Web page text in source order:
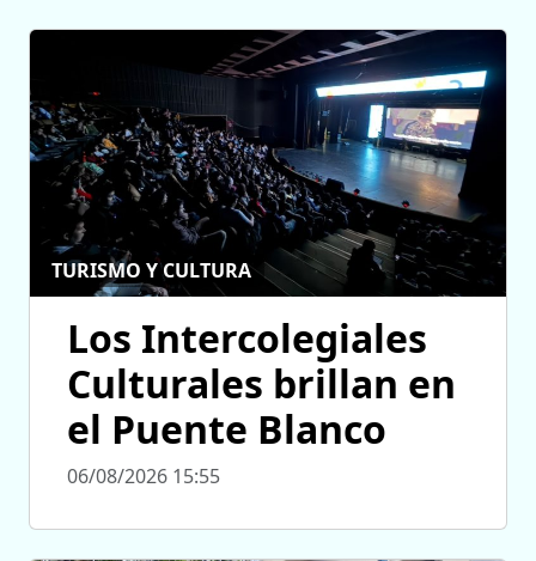
TURISMO Y CULTURA
Los Intercolegiales
Culturales brillan en
el Puente Blanco
06/08/2026 15:55